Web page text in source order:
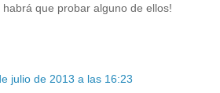
que probar alguno de ellos!
julio de 2013 a las 16:23